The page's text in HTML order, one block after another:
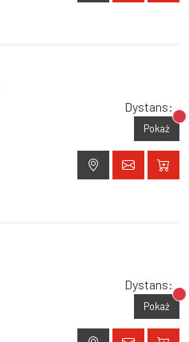
Dystans:
Pokaż
Dystans:
Pokaż